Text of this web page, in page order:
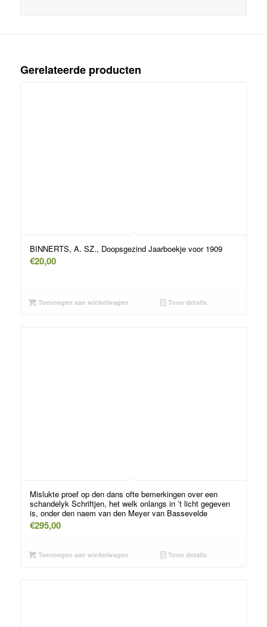
Gerelateerde producten
BINNERTS, A. SZ., Doopsgezind Jaarboekje voor 1909
€20,00
Toevoegen aan winkelwagen Toon details
Mislukte proef op den dans ofte bemerkingen over een
schandelyk Schriftjen, het welk onlangs in ’t licht gegeven
is, onder den naem van den Meyer van Bassevelde
€295,00
Toevoegen aan winkelwagen Toon details